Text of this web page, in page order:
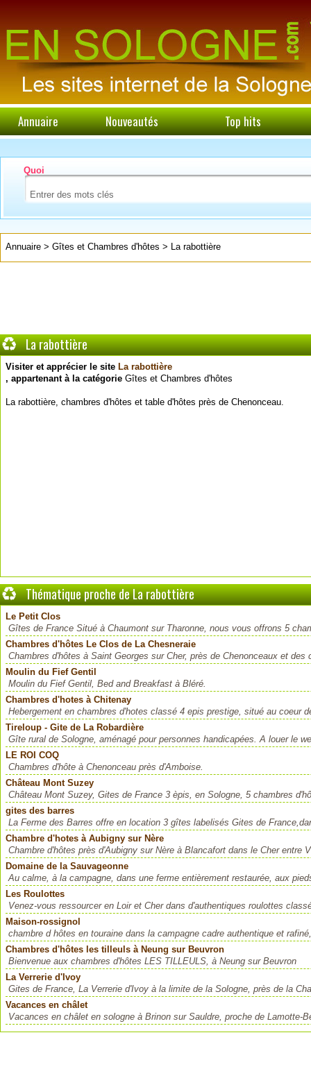
Annuaire Nouveautés Top hits
Quoi
Annuaire > Gîtes et Chambres d'hôtes > La rabottière
La rabottière
Visiter et apprécier le site La rabottière
, appartenant à la catégorie Gîtes et Chambres d'hôtes
La rabottière, chambres d'hôtes et table d'hôtes près de Chenonceau.
Thématique proche de La rabottière
Le Petit Clos
Gîtes de France Situé à Chaumont sur Tharonne, nous vous offrons 5
Chambres d'hôtes Le Clos de La Chesneraie
Chambres d'hôtes à Saint Georges sur Cher, près de Chenonceaux et
Moulin du Fief Gentil
Moulin du Fief Gentil, Bed and Breakfast à Bléré.
Chambres d'hotes à Chitenay
Hebergement en chambres d'hotes classé 4 epis prestige, situé au coeur
Tireloup - Gite de La Robardière
Gîte rural de Sologne, aménagé pour personnes handicapées. A louer le
LE ROI COQ
Chambres d'hôte à Chenonceau près d'Amboise.
Château Mont Suzey
Château Mont Suzey, Gites de France 3 èpis, en Sologne, 5 chambres
gites des barres
La Ferme des Barres offre en location 3 gîtes labelisés Gites de
Chambre d'hotes à Aubigny sur Nère
Chambre d'hôtes près d'Aubigny sur Nère à Blancafort dans le Cher entre
Domaine de la Sauvageonne
Au calme, à la campagne, dans une ferme entièrement restaurée, aux
Les Roulottes
Venez-vous ressourcer en Loir et Cher dans d'authentiques roulottes
Maison-rossignol
chambre d hôtes en touraine dans la campagne cadre authentique et
Chambres d'hôtes les tilleuls à Neung sur Beuvron
Bienvenue aux chambres d'hôtes LES TILLEULS, à Neung sur Beuvron
La Verrerie d'Ivoy
Gites de France, La Verrerie d'Ivoy à la limite de la Sologne, près de la
Vacances en châlet
Vacances en châlet en sologne à Brinon sur Sauldre, proche de Lamotte-